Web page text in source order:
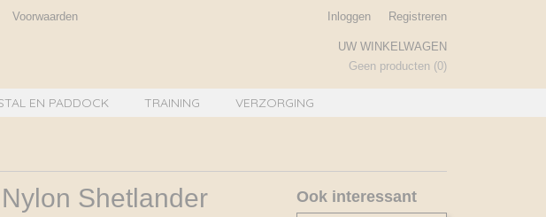
Voorwaarden Inloggen Registreren
UW WINKELWAGEN
Geen producten (0)
EN PADDOCK TRAINING VERZORGING
Shetlander
Ook interessant